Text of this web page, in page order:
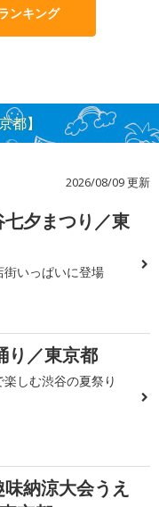
ンキング
都】
2026/08/09 更新
夕まつり／東
いっぱいに登場
り／東京都
しむ渋谷の夏祭り
納涼大会うえ